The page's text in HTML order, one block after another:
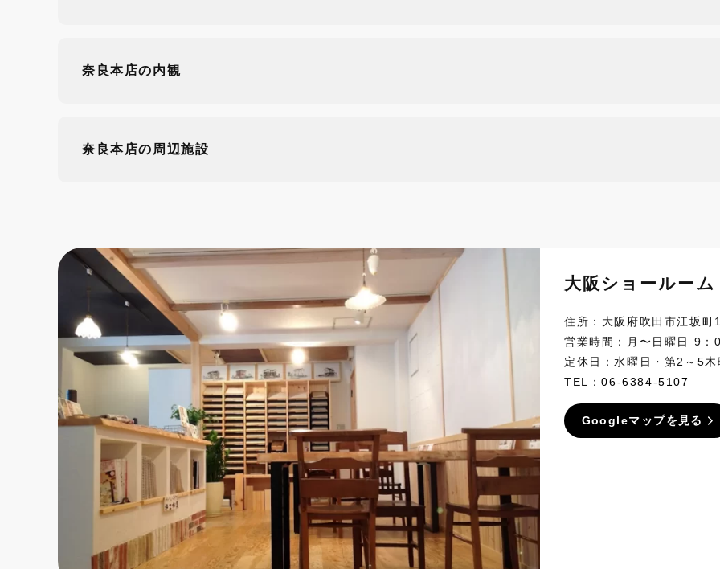
奈良本店の内観
奈良本店の周辺施設
大阪ショールーム
住所：大阪府吹田市江坂
営業時間：月〜日曜日 9
定休日：水曜日・第2～5
TEL：06-6384-5107
Googleマップを見る